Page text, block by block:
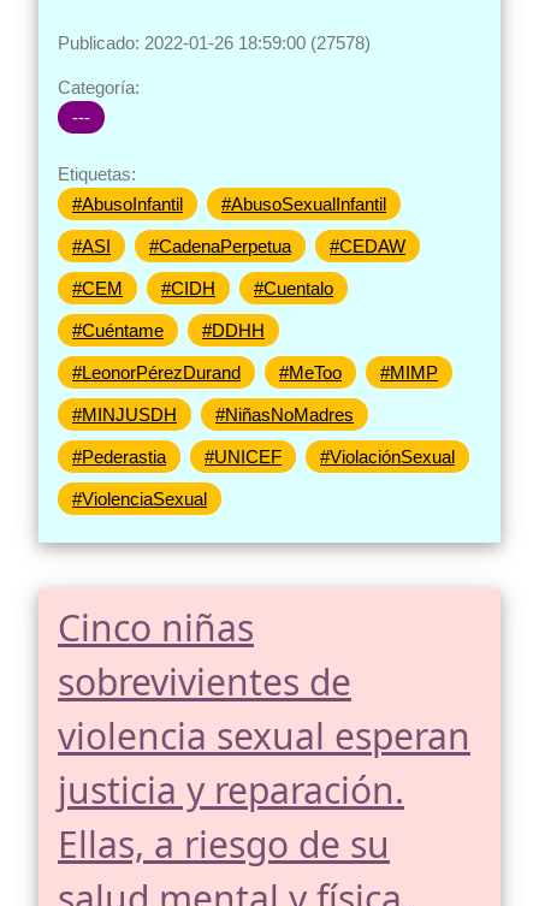
Publicado: 2022-01-26 18:59:00 (27578)
Categoría:
---
Etiquetas:
#AbusoInfantil
#AbusoSexualInfantil
#ASI #CadenaPerpetua #CEDAW
#CEM #CIDH #Cuentalo
#Cuéntame #DDHH
#LeonorPérezDurand #MeToo #MIMP
#MINJUSDH #NiñasNoMadres
#Pederastia #UNICEF #ViolaciónSexual
#ViolenciaSexual
Cinco niñas
sobrevivientes de
violencia sexual esperan
justicia y reparación.
Ellas, a riesgo de su